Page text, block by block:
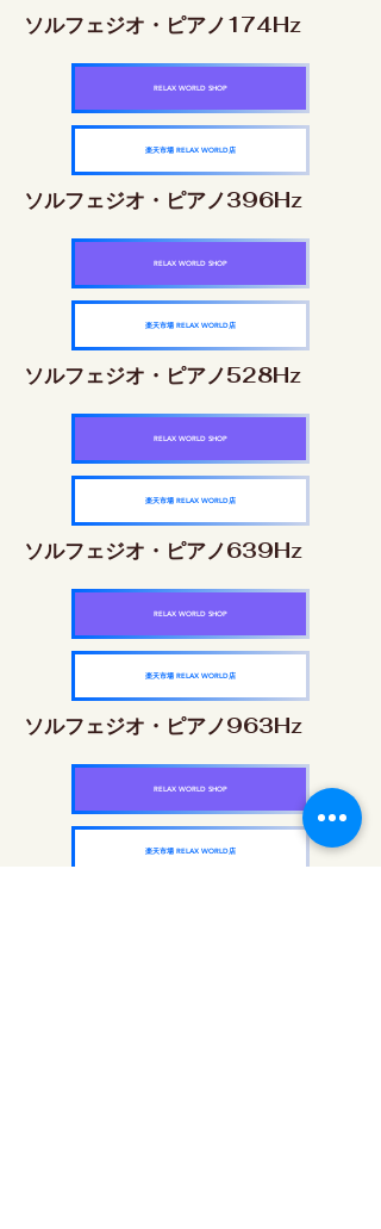
ソルフェジオ・ピアノ174Hz
RELAX WORLD SHOP
楽天市場 RELAX WORLD店
ソルフェジオ・ピアノ396Hz
RELAX WORLD SHOP
楽天市場 RELAX WORLD店
ソルフェジオ・ピアノ528Hz
RELAX WORLD SHOP
楽天市場 RELAX WORLD店
ソルフェジオ・ピアノ639Hz
RELAX WORLD SHOP
楽天市場 RELAX WORLD店
ソルフェジオ・ピアノ963Hz
RELAX WORLD SHOP
楽天市場 RELAX WORLD店